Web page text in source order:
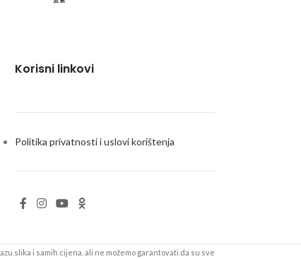
Korisni linkovi
Politika privatnosti i uslovi korištenja
slika i samih cijena, ali ne možemo garantovati da su sve